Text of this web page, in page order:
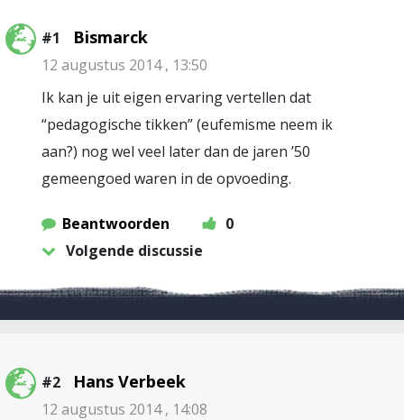
#1 Bismarck
12 augustus 2014 , 13:50
Ik kan je uit eigen ervaring vertellen dat
“pedagogische tikken” (eufemisme neem ik
aan?) nog wel veel later dan de jaren ’50
gemeengoed waren in de opvoeding.
Beantwoorden
0
Volgende discussie
#2 Hans Verbeek
12 augustus 2014 , 14:08